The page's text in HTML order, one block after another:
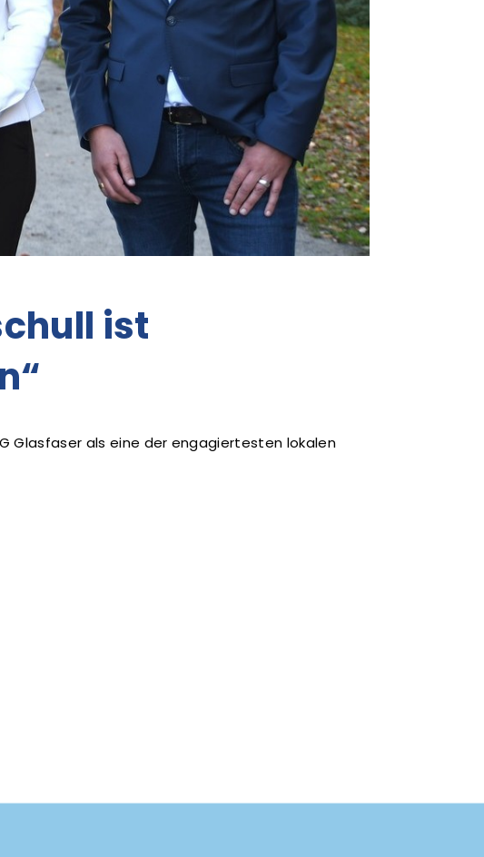
ist
Glasfaser als eine der engagiertesten lokalen